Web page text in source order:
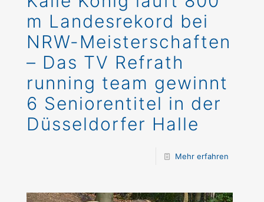
m Landesrekord bei
NRW-Meisterschaften
– Das TV Refrath
running team gewinnt
6 Seniorentitel in der
Düsseldorfer Halle
Mehr erfahren